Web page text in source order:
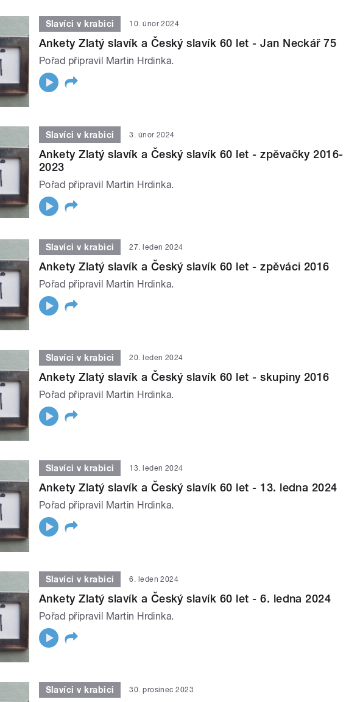
Slavíci v krabici 10. únor 2024
Ankety Zlatý slavík a Český slavík 60 let - Jan Neckář 75
Pořad připravil Martin Hrdinka.
Slavíci v krabici 3. únor 2024
Ankety Zlatý slavík a Český slavík 60 let - zpěvačky 2016-
2023
Pořad připravil Martin Hrdinka.
Slavíci v krabici 27. leden 2024
Ankety Zlatý slavík a Český slavík 60 let - zpěváci 2016
Pořad připravil Martin Hrdinka.
Slavíci v krabici 20. leden 2024
Ankety Zlatý slavík a Český slavík 60 let - skupiny 2016
Pořad připravil Martin Hrdinka.
Slavíci v krabici 13. leden 2024
Ankety Zlatý slavík a Český slavík 60 let - 13. ledna 2024
Pořad připravil Martin Hrdinka.
Slavíci v krabici 6. leden 2024
Ankety Zlatý slavík a Český slavík 60 let - 6. ledna 2024
Pořad připravil Martin Hrdinka.
Slavíci v krabici 30. prosinec 2023